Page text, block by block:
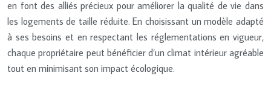
en font des alliés précieux pour améliorer la qualité de vie dans
les logements de taille réduite. En choisissant un modèle adapté
à ses besoins et en respectant les réglementations en vigueur,
chaque propriétaire peut bénéficier d’un climat intérieur agréable
tout en minimisant son impact écologique.